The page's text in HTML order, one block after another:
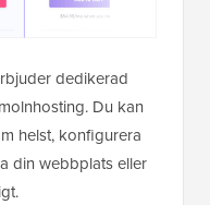
dedikerad
Du kan
helst, konfigurera
din webbplats eller